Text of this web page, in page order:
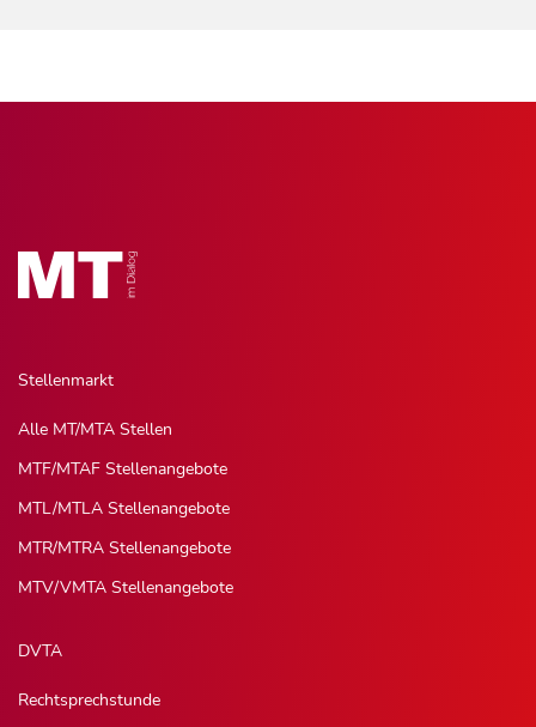
Stellenmarkt
Alle MT/MTA Stellen
MTF/MTAF Stellenangebote
MTL/MTLA Stellenangebote
MTR/MTRA Stellenangebote
MTV/VMTA Stellenangebote
DVTA
Rechtsprechstunde